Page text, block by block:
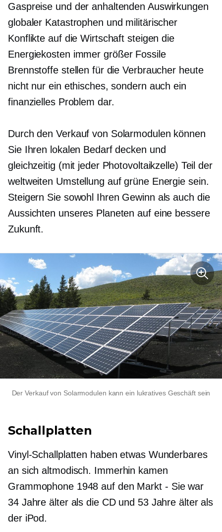
Gaspreise und der anhaltenden Auswirkungen
globaler Katastrophen und militärischer
Konflikte auf die Wirtschaft steigen die
Energiekosten immer größerFossile
Brennstoffe stellen für die Verbraucher heute
nicht nur ein ethisches, sondern auch ein
finanzielles Problem dar.
Durch den Verkauf von Solarmodulen können
Sie Ihren lokalen Bedarf decken und
gleichzeitig (mit jeder Photovoltaikzelle) Teil der
weltweiten Umstellung auf grüne Energie sein.
Steigern Sie sowohl Ihren Gewinn als auch die
Aussichten unseres Planeten auf eine bessere
Zukunft.
Der Verkauf von Solarmodulen kann ein lukratives Geschäft sein
Schallplatten
Vinyl-Schallplatten haben etwas Wunderbares
an sichaltmodisch. Immerhin kamen
Grammophone 1948 auf den Markt - Sie war
34 Jahre älter als die CD und 53 Jahre älter als
der iPod.